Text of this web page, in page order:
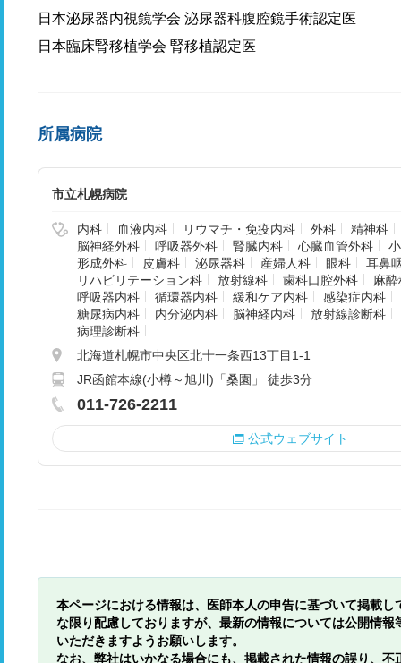
日本泌尿器内視鏡学会 泌尿器科腹腔鏡手術認定医
日本臨床腎移植学会 腎移植認定医
所属病院
市立札幌病院
内科 血液内科 リウマチ・免疫内科 外科
精神科
脳神経外科
呼吸器外科 腎臓内科 心臓血管外科
形成外科
皮膚科 泌尿器科 産婦人科 眼科
耳鼻
リハビリテーション科
放射線科 歯科口腔外科
麻酔
呼吸器内科
循環器内科 緩和ケア内科
感染症内科
糖尿病内科
内分泌内科 脳神経内科
放射線診断科
病理診断科
北海道札幌市中央区北十一条西13丁目1-1
JR函館本線(小樽～旭川)「桑園」 徒歩3分
011-726-2211
公式ウェブサイト
本ページにおける情報は、医師本人の申告に基づいて掲載
な限り配慮しておりますが、最新の情報については公開情
いただきますようお願いします。
なお、弊社はいかなる場合にも、掲載された情報の誤り、